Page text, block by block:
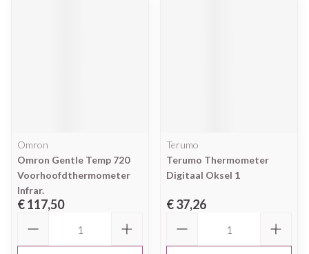
Omron
Omron Gentle Temp 720
Voorhoofdthermometer
Infrar.
€ 117,50
Terumo
Terumo Thermometer
Digitaal Oksel 1
€ 37,26